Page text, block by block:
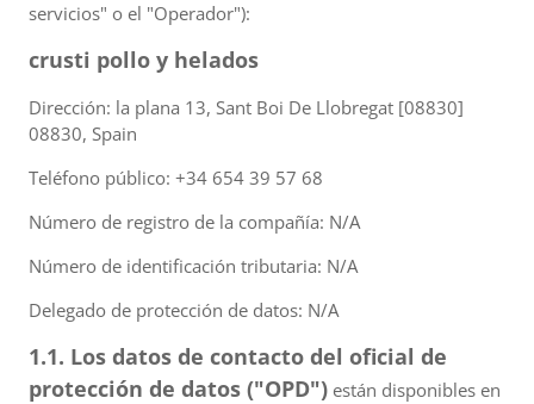
servicios" o el "Operador"):
crusti pollo y helados
Dirección: la plana 13, Sant Boi De Llobregat [08830]
08830, Spain
Teléfono público: +34 654 39 57 68
Número de registro de la compañía: N/A
Número de identificación tributaria: N/A
Delegado de protección de datos: N/A
1.1. Los datos de contacto del oficial de
protección de datos ("OPD") están disponibles en